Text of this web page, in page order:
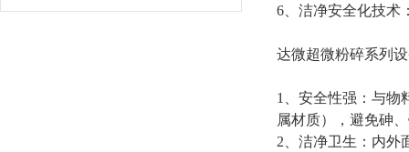
6 、洁净安全化技
达微超微粉碎系列
1
、安全性强：与
属材质）
，避免砷
2 、洁净卫生：内